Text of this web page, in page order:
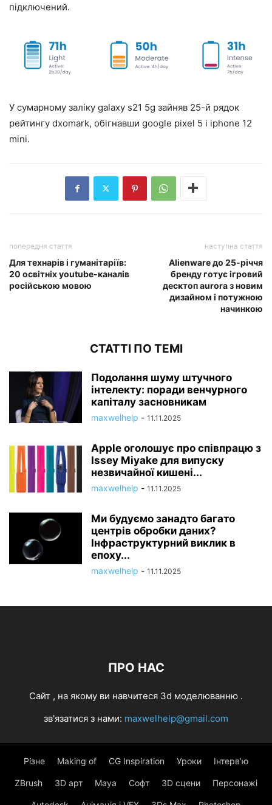
підключений.
У сумарному заліку galaxy s21 5g зайняв 25-й рядок
рейтингу dxomark, обігнавши google pixel 5 і iphone 12
mini.
попередня стаття
Для технарів і гуманітаріїв:
20 освітніх youtube-каналів
російською мовою
наступна стаття
Alienware до 25-річчя
бренду готує ігровий
десктоп aurora з новим
дизайном і потужною
начинкою
СТАТТІ ПО ТЕМІ
Подолання шуму штучного
інтелекту: поради венчурного
капіталу засновникам
maxwelhelp - 11.11.2025
Apple оголошує про співпрацю з
Issey Miyake для випуску
незвичайної кишені...
maxwelhelp - 11.11.2025
Ми будуємо занадто багато
центрів обробки даних?
Інфраструктурний виклик в
епоху...
maxwelhelp - 11.11.2025
ПРО НАС
Cайт , на якому ви навчитеся 3d моделюванню .
зв'язатися з нами: maxwelhelp@gmail.com
Різне Making of CG Inspiration Уроки Інтерв’ю
ZBrush 3D арт Maya Софт 3D сцени Персонажі